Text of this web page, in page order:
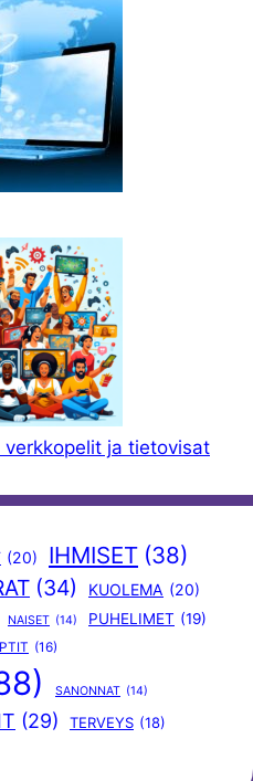
ja tietovisat
(20) IHMISET (38)
(34) KUOLEMA (20)
NAISET (14) PUHELIMET (19)
(16)
SANONNAT (14)
(29) TERVEYS (18)